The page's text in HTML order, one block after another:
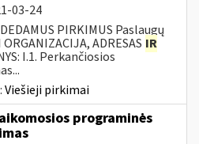
03-24
PIRKIMUS Paslaugų
ADRESAS IR
I.1. Perkančiosios
Viešieji pirkimai
programinės